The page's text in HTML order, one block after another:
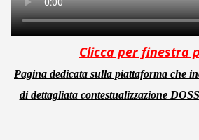
Clicca per finestra
Pagina dedicata sulla piattaforma che
di dettagliata contestualizzazione